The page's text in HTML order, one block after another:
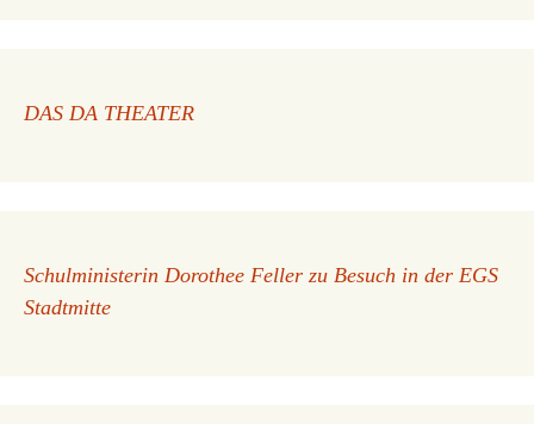
DAS DA THEATER
Schulministerin Dorothee Feller zu Besuch in der EGS
Stadtmitte